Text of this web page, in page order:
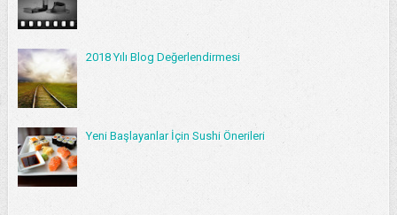
2018 Yılı Blog Değerlendirmesi
Yeni Başlayanlar İçin Sushi Önerileri